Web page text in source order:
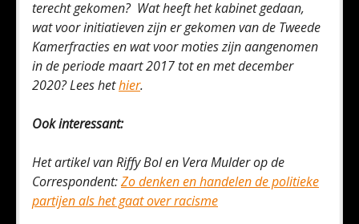
terecht gekomen? Wat heeft het kabinet gedaan,
wat voor initiatieven zijn er gekomen van de Tweede
Kamerfracties en wat voor moties zijn aangenomen
in de periode maart 2017 tot en met december
2020? Lees hethier.
Ook interessant:
Het artikel van Riffy Bol en Vera Mulder op de
Correspondent:Zo denken en handelen de politieke
partijen als het gaat over racisme